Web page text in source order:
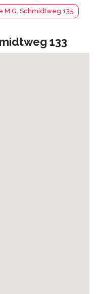
M.G. Schmidtweg 135
133